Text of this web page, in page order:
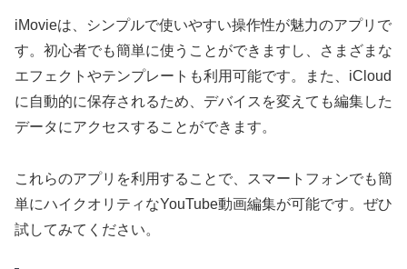
iMovieは、シンプルで使いやすい操作性が魅力のアプリで
す。初心者でも簡単に使うことができますし、さまざまな
エフェクトやテンプレートも利用可能です。また、iCloud
に自動的に保存されるため、デバイスを変えても編集した
データにアクセスすることができます。
これらのアプリを利用することで、スマートフォンでも簡
単にハイクオリティなYouTube動画編集が可能です。ぜひ
試してみてください。